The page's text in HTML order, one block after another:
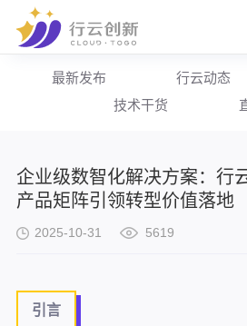
最新发布 行云动态
技术干货
企业级数智化解决方案：行
产品矩阵引领转型价值落地
2025-10-31 5619
引言